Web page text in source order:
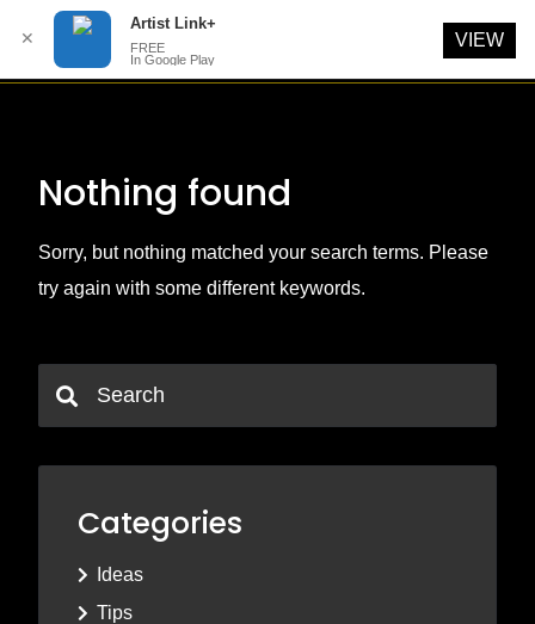
Nothing found
Sorry, but nothing matched your search terms. Please
try again with some different keywords.
Categories
Ideas
Tips
✕
Artist Link+
FREE
In Google Play
VIEW